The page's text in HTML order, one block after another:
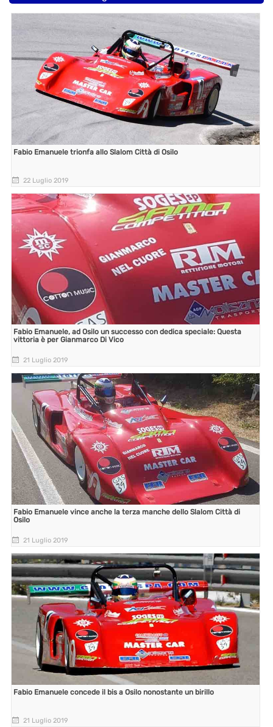
Fabio Emanuele trionfa allo Slalom Città di Osilo
22 Luglio 2019
Fabio Emanuele, ad Osilo un successo con dedica speciale: Questa
vittoria è per Gianmarco Di Vico
21 Luglio 2019
Fabio Emanuele vince anche la terza manche dello Slalom Città di
Osilo
21 Luglio 2019
Fabio Emanuele concede il bis a Osilo nonostante un birillo
21 Luglio 2019